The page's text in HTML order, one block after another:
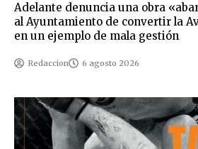
Adelante denuncia una obra
al Ayuntamiento de convertir la
en un ejemplo de mala gestión
Redaccion 6 agosto 2026